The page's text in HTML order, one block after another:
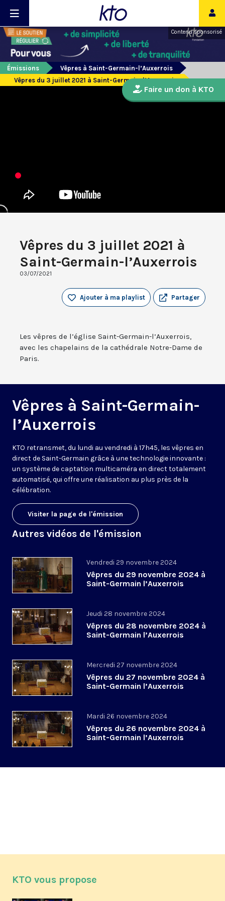
Contenu sponsorisé
Émissions
Vêpres à Saint-Germain-l’Auxerrois
Vêpres du 3 juillet 2021 à Saint-Germain-l’Auxerrois
Vêpres du 3 juillet 2021 à
Saint-Germain-l’Auxerrois
03/07/2021
Partager
Ajouter à ma playlist
Les vêpres de l’église Saint-Germain-l’Auxerrois,
avec les chapelains de la cathédrale Notre-Dame de
Paris.
Vêpres à Saint-Germain-
l’Auxerrois
KTO retransmet, du lundi au vendredi à 17h45, les vêpres en
direct de Saint-Germain grâce à une technologie innovante :
un système de captation multicaméra en direct totalement
automatisé, qui offre une réalisation au plus près de la
célébration.
Visiter la page de l'émission
Autres vidéos de l'émission
Vendredi 29 novembre 2024
Vêpres du 29 novembre 2024 à
Saint-Germain l’Auxerrois
Jeudi 28 novembre 2024
Vêpres du 28 novembre 2024 à
Saint-Germain l’Auxerrois
Mercredi 27 novembre 2024
Vêpres du 27 novembre 2024 à
Saint-Germain l’Auxerrois
Mardi 26 novembre 2024
Vêpres du 26 novembre 2024 à
Saint-Germain l’Auxerrois
Faire un don à KTO
KTO vous propose